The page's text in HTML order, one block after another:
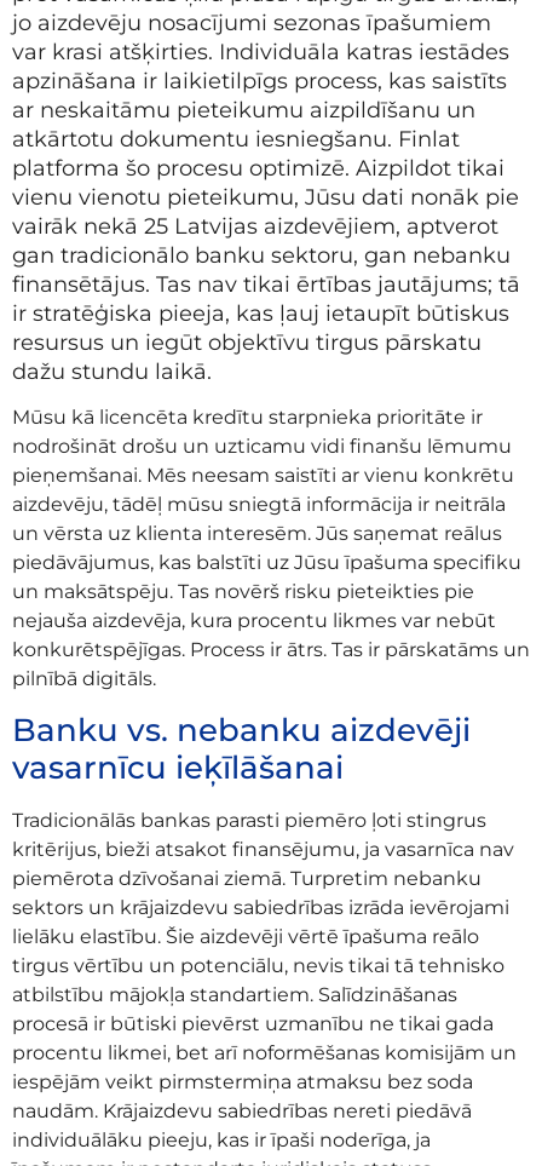
jo aizdevēju nosacījumi sezonas īpašumiem
var krasi atšķirties. Individuāla katras iestādes
apzināšana ir laikietilpīgs process, kas saistīts
ar neskaitāmu pieteikumu aizpildīšanu un
atkārtotu dokumentu iesniegšanu. Finlat
platforma šo procesu optimizē. Aizpildot tikai
vienu vienotu pieteikumu, Jūsu dati nonāk pie
vairāk nekā 25 Latvijas aizdevējiem, aptverot
gan tradicionālo banku sektoru, gan nebanku
finansētājus. Tas nav tikai ērtības jautājums; tā
ir stratēģiska pieeja, kas ļauj ietaupīt būtiskus
resursus un iegūt objektīvu tirgus pārskatu
dažu stundu laikā.
Mūsu kā licencēta kredītu starpnieka prioritāte ir
nodrošināt drošu un uzticamu vidi finanšu lēmumu
pieņemšanai. Mēs neesam saistīti ar vienu konkrētu
aizdevēju, tādēļ mūsu sniegtā informācija ir neitrāla
un vērsta uz klienta interesēm. Jūs saņemat reālus
piedāvājumus, kas balstīti uz Jūsu īpašuma specifiku
un maksātspēju. Tas novērš risku pieteikties pie
nejauša aizdevēja, kura procentu likmes var nebūt
konkurētspējīgas. Process ir ātrs. Tas ir pārskatāms un
pilnībā digitāls.
Banku vs. nebanku aizdevēji
vasarnīcu ieķīlāšanai
Tradicionālās bankas parasti piemēro ļoti stingrus
kritērijus, bieži atsakot finansējumu, ja vasarnīca nav
piemērota dzīvošanai ziemā. Turpretim nebanku
sektors un krājaizdevu sabiedrības izrāda ievērojami
lielāku elastību. Šie aizdevēji vērtē īpašuma reālo
tirgus vērtību un potenciālu, nevis tikai tā tehnisko
atbilstību mājokļa standartiem. Salīdzināšanas
procesā ir būtiski pievērst uzmanību ne tikai gada
procentu likmei, bet arī noformēšanas komisijām un
iespējām veikt pirmstermiņa atmaksu bez soda
naudām. Krājaizdevu sabiedrības nereti piedāvā
individuālāku pieeju, kas ir īpaši noderīga, ja